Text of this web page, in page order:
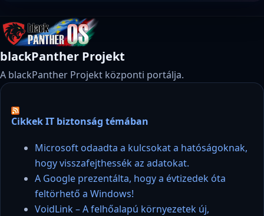
blackPanther Projekt
A blackPanther Projekt központi portálja.
Cikkek IT biztonság témában
Microsoft odaadta a kulcsokat a hatóságoknak,
hogy visszafejthessék az adatokat.
A Google prezentálta, hogy a évtizedek óta
feltörhető a Windows!
VoidLink – A felhőalapú környezetek új,